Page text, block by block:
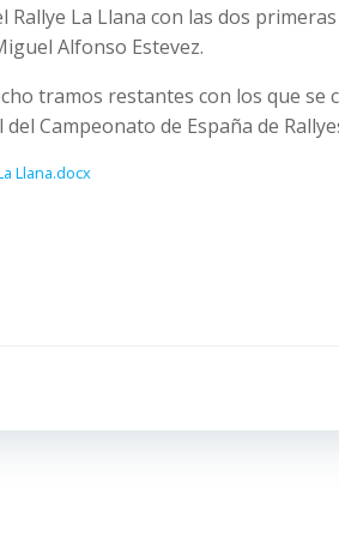
La Llana con las dos
Alfonso Estevez.
tramos restantes con los que se
Campeonato de España de
Llana.docx
por